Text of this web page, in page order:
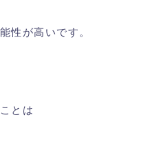
性が高いです。
とは